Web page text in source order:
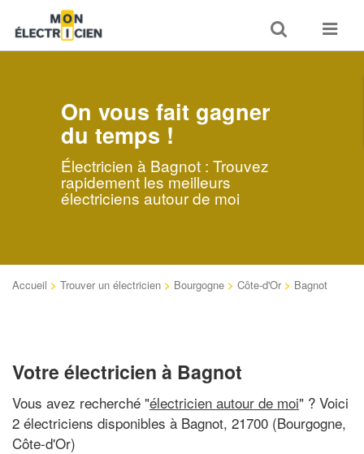
Toggle
search
Toggle
On vous fait gagner
du temps !
Électricien à Bagnot : Trouvez
rapidement les meilleurs
électriciens autour de moi
Accueil > Trouver un électricien > Bourgogne > Côte-d'Or > Bagnot
Votre électricien à Bagnot
Vous avez recherché "électricien autour de moi" ? Voici
2 électriciens disponibles à Bagnot, 21700 (Bourgogne,
Côte-d'Or)